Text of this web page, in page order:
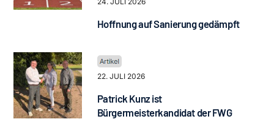
Hoffnung auf Sanierung gedämpft
22. JULI 2026
Patrick Kunz ist
Bürgermeisterkandidat der FWG